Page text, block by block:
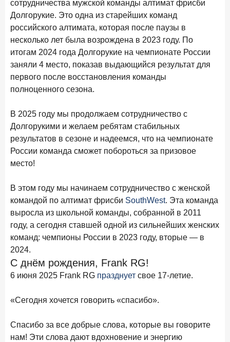
ПОДПИСАТЬСЯ
Я согласен с условиями
10 марта 2026 года ИССЛЕДОВАНИЕ
Куда уходят деньги? Frank RG исследует рынок
вкладов
6 марта 2026 года
составил 748,4 млрд руб.
25 февраля 2026 года ИССЛЕДОВАНИЕ
Ипотека. Итоги работы крупнейших ипотечных банков
в январе 2026 года
Не по цене, а по ценности: как россияне выбирали
подписки в 2025 году?
17 февраля 2026 года ИССЛЕДОВАНИЕ
Бизнес на маркетплейсах: новичкам здесь больше не
место
6 февраля 2026 года
По итогам января 2026 года объем выдач кредитов
Premium Banking в 2025 году: портрет клиента, тренды
и стратегии банков
сотрудничества мужской команды алтимат фрисби
Долгорукие. Это одна из старейших команд
российского алтимата, которая после паузы в
несколько лет была возрождена в 2023 году. По
итогам 2024 года Долгорукие на чемпионате России
заняли 4 место, показав выдающийся результат для
первого после восстановления команды
полноценного сезона.
В 2025 году мы продолжаем сотрудничество с
Долгорукими и желаем ребятам стабильных
результатов в сезоне и надеемся, что на чемпионате
России команда сможет побороться за призовое
место!
В этом году мы начинаем сотрудничество с женской
командой по алтимат фрисби SouthWest. Эта команда
выросла из школьной команды, собранной в 2011
году, а сегодня ставшей одной из сильнейших женских
команд: чемпионы России в 2023 году, вторые — в
2024.
С днём рождения, Frank RG!
6 июня 2025 Frank RG празднует свое 17-летие.
«Сегодня хочется говорить «спасибо».
Спасибо за все добрые слова, которые вы говорите
нам! Эти слова дают вдохновение и энергию